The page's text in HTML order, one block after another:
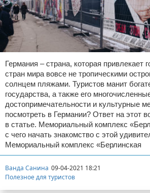
Германия – страна, которая привлекает
стран мира вовсе не тропическими
солнцем пляжами. Туристов манит
государства, а также его
достопримечательности и культурные
посмотреть в Германии? Ответ на этот
в статье. Мемориальный комплекс
с чего начать знакомство с этой
Мемориальный комплекс «Берлинская
Ванда Санина 09-04-2021 18:21
Полезное для туристов